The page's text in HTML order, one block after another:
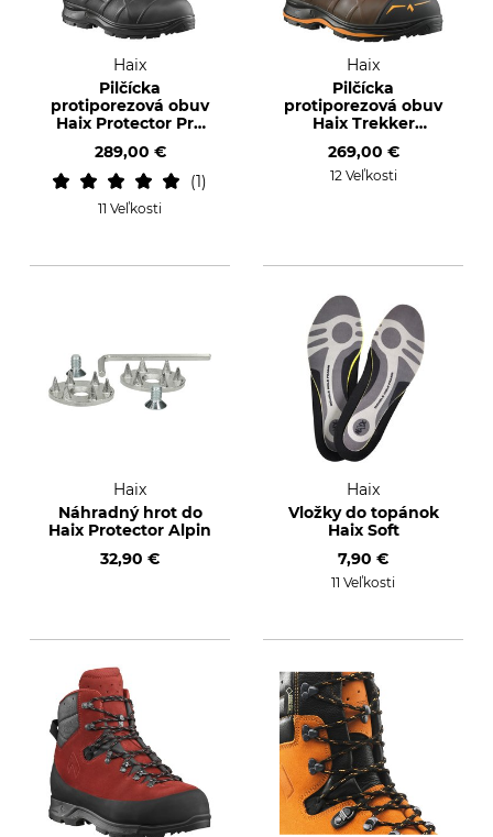
Haix
Pilčícka
protiporezová obuv
Haix Protector Pro
289,00 €
1
11 Veľkosti
Haix
Pilčícka
protiporezová obuv
Haix Trekker
269,00 €
12 Veľkosti
Haix
Náhradný hrot do
Haix Protector Alpin
32,90 €
Haix
Vložky do topánok
Haix Soft
7,90 €
11 Veľkosti